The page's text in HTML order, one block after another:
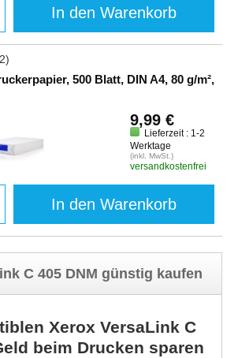
In den Warenkorb
500 Blatt, DIN A4, 80 g/m²,
9,99 €
Lieferzeit : 1-2
Werktage
(inkl. MwSt.)
versandkostenfrei
In den Warenkorb
C 405 DNM günstig kaufen
Xerox VersaLink C
beim Drucken sparen